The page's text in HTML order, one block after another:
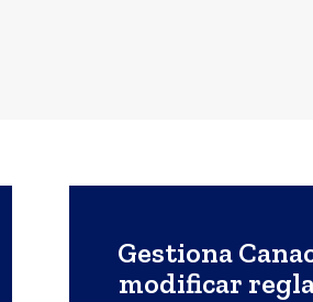
Gestiona
modificar